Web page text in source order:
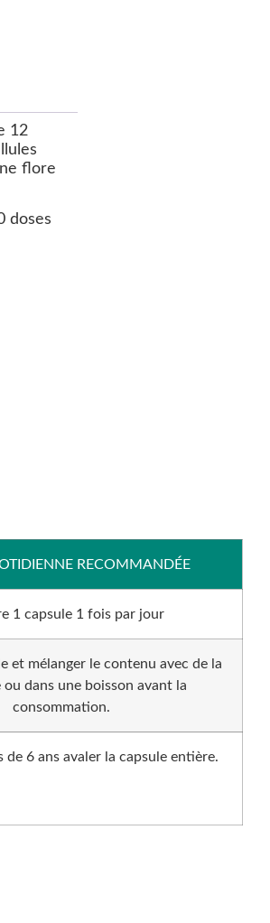
12
flore
doses
RECOMMANDÉE
1 capsule 1 fois par jour
et mélanger le contenu avec de la
dans une boisson avant la
consommation.
6 ans avaler la capsule entière.